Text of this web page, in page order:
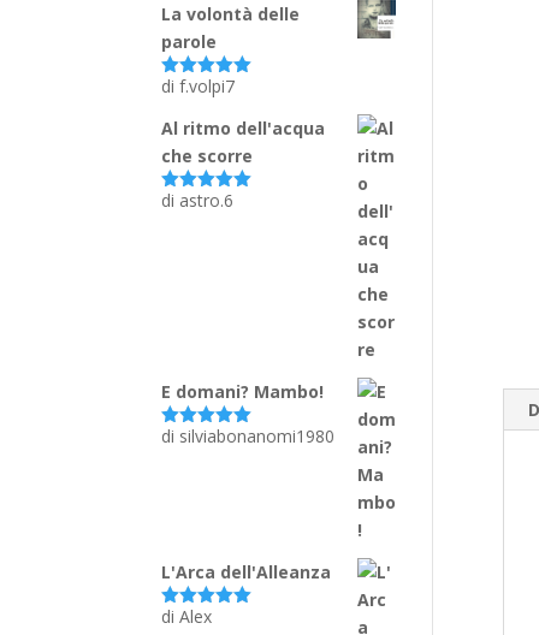
La volontà delle
parole
Valutato 5
di f.volpi7
Al ritmo dell'acqua
che scorre
Valutato5
di astro.6
E domani? Mambo!
Valutato5
di silviabonanomi1980
L'Arca dell'Alleanza
Valutato
di Alex